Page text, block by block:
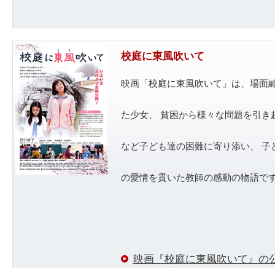
校庭に東風吹いて
映画「校庭に東風吹いて」は、場面
た少女、 貧困から様々な問題を引き
など子ども達の困難に寄り添い、 子
の愛情を貫いた教師の感動の物語で
映画『校庭に東風吹いて』の